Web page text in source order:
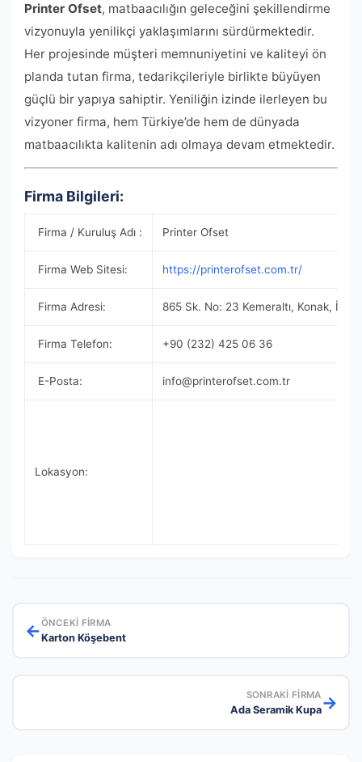
Printer Ofset, matbaacılığın geleceğini şekillendirme
vizyonuyla yenilikçi yaklaşımlarını sürdürmektedir.
Her projesinde müşteri memnuniyetini ve kaliteyi ön
planda tutan firma, tedarikçileriyle birlikte büyüyen
güçlü bir yapıya sahiptir. Yeniliğin izinde ilerleyen bu
vizyoner firma, hem Türkiye’de hem de dünyada
matbaacılıkta kalitenin adı olmaya devam etmektedir.
Firma Bilgileri:
Firma / Kuruluş Adı : Printer Ofset
Firma Web Sitesi: https://printerofset.com.tr/
Firma Adresi: 865 Sk. No: 23 Kemeraltı, Konak, İzmir
Firma Telefon: +90 (232) 425 06 36
E-Posta: info@printerofset.com.tr
Lokasyon:
←ÖNCEKI FIRMA
Karton Köşebent
SONRAKI FIRMA
Ada Seramik Kupa→